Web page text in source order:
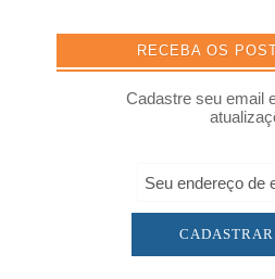
RECEBA OS
Cadastre seu email